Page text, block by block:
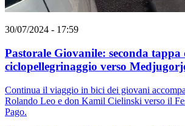
30/07/2024 - 17:59
Pastorale Giovanile: seconda tappa
ciclopellegrinaggio verso
Continua il viaggio in bici dei giovani
Rolando Leo e don Kamil Cielinski verso il
Pago.